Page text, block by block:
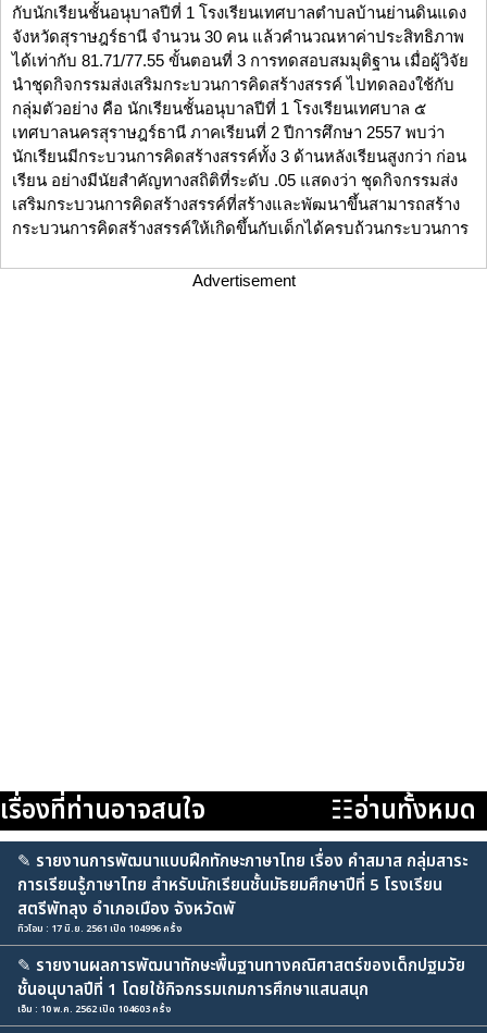
กับนักเรียนชั้นอนุบาลปีที่ 1 โรงเรียนเทศบาลตำบลบ้านย่านดินแดง
จังหวัดสุราษฎร์ธานี จำนวน 30 คน แล้วคำนวณหาค่าประสิทธิภาพ
ได้เท่ากับ 81.71/77.55 ขั้นตอนที่ 3 การทดสอบสมมุติฐาน เมื่อผู้วิจัย
นำชุดกิจกรรมส่งเสริมกระบวนการคิดสร้างสรรค์ ไปทดลองใช้กับ
กลุ่มตัวอย่าง คือ นักเรียนชั้นอนุบาลปีที่ 1 โรงเรียนเทศบาล ๕
เทศบาลนครสุราษฎร์ธานี ภาคเรียนที่ 2 ปีการศึกษา 2557 พบว่า
นักเรียนมีกระบวนการคิดสร้างสรรค์ทั้ง 3 ด้านหลังเรียนสูงกว่า ก่อน
เรียน อย่างมีนัยสำคัญทางสถิติที่ระดับ .05 แสดงว่า ชุดกิจกรรมส่ง
เสริมกระบวนการคิดสร้างสรรค์ที่สร้างและพัฒนาขึ้นสามารถสร้าง
กระบวนการคิดสร้างสรรค์ให้เกิดขึ้นกับเด็กได้ครบถ้วนกระบวนการ
Advertisement
เรื่องที่ท่านอาจสนใจ ☷อ่านทั้งหมด
✎ รายงานการพัฒนาแบบฝึกทักษะภาษาไทย เรื่อง คำสมาส กลุ่มสาระ
การเรียนรู้ภาษาไทย สำหรับนักเรียนชั้นมัธยมศึกษาปีที่ 5 โรงเรียน
สตรีพัทลุง อำเภอเมือง จังหวัดพั
ทิวโอม : 17 มิ.ย. 2561 เปิด 104996 ครั้ง
✎ รายงานผลการพัฒนาทักษะพื้นฐานทางคณิศาสตร์ของเด็กปฐมวัย
ชั้นอนุบาลปีที่ 1 โดยใช้กิจกรรมเกมการศึกษาแสนสนุก
เอ็ม : 10 พ.ค. 2562 เปิด 104603 ครั้ง